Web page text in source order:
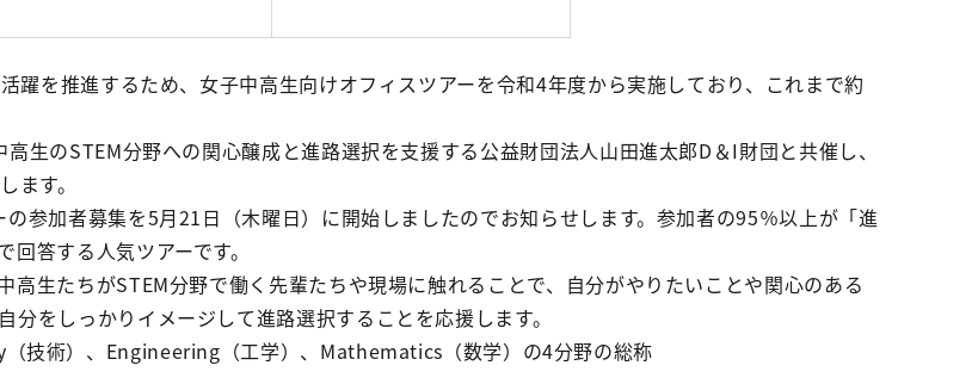
躍を推進するため、女子中高生向けオフィスツアーを令和4年度から実施しており、これまで約
生のSTEM分野への関心醸成と進路選択を支援する公益財団法人山田進太郎D＆I財団と共催し、
ます。
参加者募集を5月21日（木曜日）に開始しましたのでお知らせします。参加者の95％以上が「進
答する人気ツアーです。
高生たちがSTEM分野で働く先輩たちや現場に触れることで、自分がやりたいことや関心のある
分をしっかりイメージして進路選択することを応援します。
技術）、Engineering（工学）、Mathematics（数学）の4分野の総称